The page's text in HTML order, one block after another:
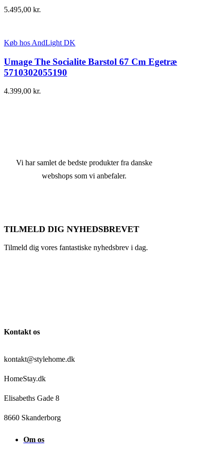
5.495,00 kr.
Køb hos AndLight DK
Umage The Socialite Barstol 67 Cm Egetræ
5710302055190
4.399,00 kr.
Vi har samlet de bedste produkter fra danske
webshops som vi anbefaler.
TILMELD DIG NYHEDSBREVET
Tilmeld dig vores fantastiske nyhedsbrev i dag.
Kontakt os
kontakt@stylehome.dk
HomeStay.dk
Elisabeths Gade 8
8660 Skanderborg
Om os